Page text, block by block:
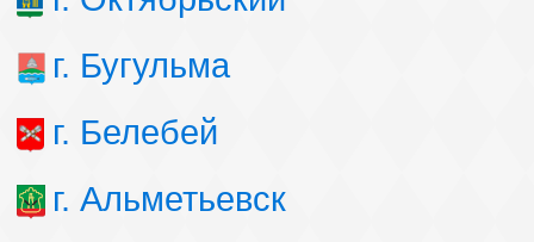
г. Бугульма
г. Белебей
г. Альметьевск